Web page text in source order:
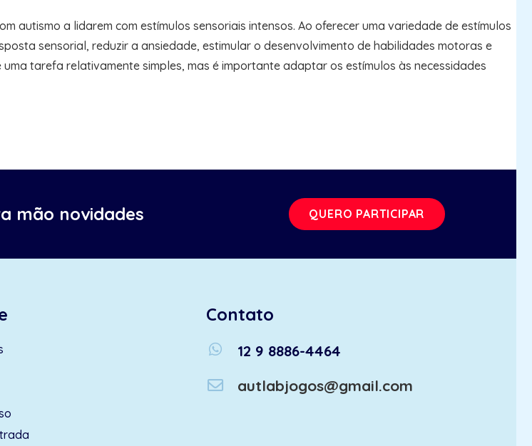
autismo a lidarem com estímulos sensoriais intensos. Ao oferecer uma variedade de estímulos
sensorial, reduzir a ansiedade, estimular o desenvolvimento de habilidades motoras e
tarefa relativamente simples, mas é importante adaptar os estímulos às necessidades
mão novidades QUERO PARTICIPAR
Contato
whatsapp
12 9 8886-4464
autlabjogos@gmail.com